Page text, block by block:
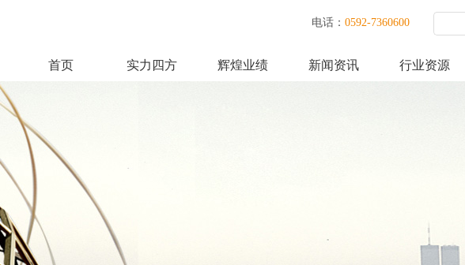
电话： 0592-7360600
首页 实力四方 辉煌业绩 新闻资讯 行业资源